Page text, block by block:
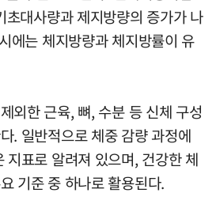
대사량과 제지방량의 증가가 나
에는 체지방량과 체지방률이 유
외한 근육, 뼈, 수분 등 신체 구성
. 일반적으로 체중 감량 과정에
지표로 알려져 있으며, 건강한 체
기준 중 하나로 활용된다.